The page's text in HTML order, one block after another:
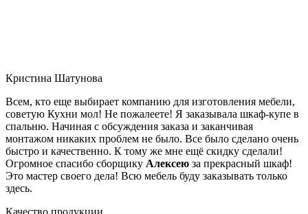
Кристина Шатунова
Всем, кто еще выбирает компанию для изготовления мебели,
советую Кухни мол! Не пожалеете! Я заказывала шкаф-купе в
спальню. Начиная с обсуждения заказа и заканчивая
монтажом никаких проблем не было. Все было сделано очень
быстро и качественно. К тому же мне ещё скидку сделали!
Огромное спасибо сборщику Алексею за прекрасный шкаф!
Это мастер своего дела! Всю мебель буду заказывать только
здесь.
Качество продукции